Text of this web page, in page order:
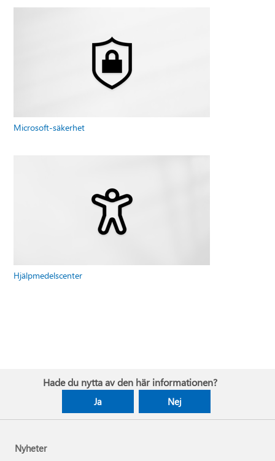
Microsoft-säkerhet
Hjälpmedelscenter
Hade du nytta av den här informationen?
Ja Nej
Nyheter